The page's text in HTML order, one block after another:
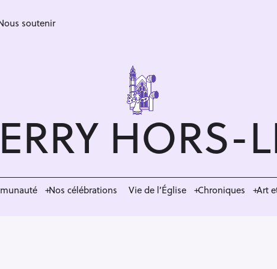
soutenir
HORS-
Nos célébrations Vie de l’Église Chroniques Art